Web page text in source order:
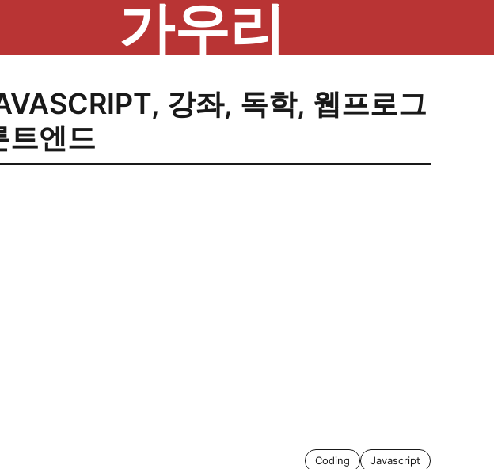
가우리
, 강좌, 독학, 웹프로그
트엔드
Coding Javascript